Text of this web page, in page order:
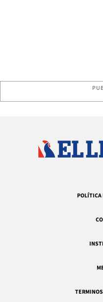
POLÍTICA